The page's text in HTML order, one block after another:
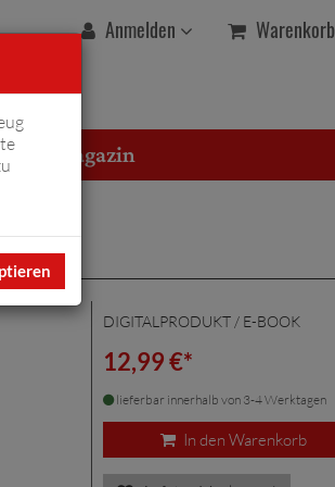
Anmelden Warenkorb
Magazin
DIGITALPRODUKT / E-BOOK
12,99 €*
lieferbar innerhalb von 3-4 Werktagen
In den Warenkorb